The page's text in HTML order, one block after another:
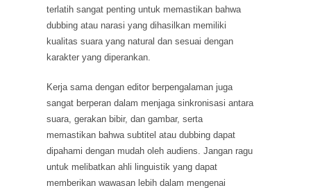
terlatih sangat penting untuk memastikan bahwa
dubbing atau narasi yang dihasilkan memiliki
kualitas suara yang natural dan sesuai dengan
karakter yang diperankan.
Kerja sama dengan editor berpengalaman juga
sangat berperan dalam menjaga sinkronisasi antara
suara, gerakan bibir, dan gambar, serta
memastikan bahwa subtitel atau dubbing dapat
dipahami dengan mudah oleh audiens. Jangan ragu
untuk melibatkan ahli linguistik yang dapat
memberikan wawasan lebih dalam mengenai